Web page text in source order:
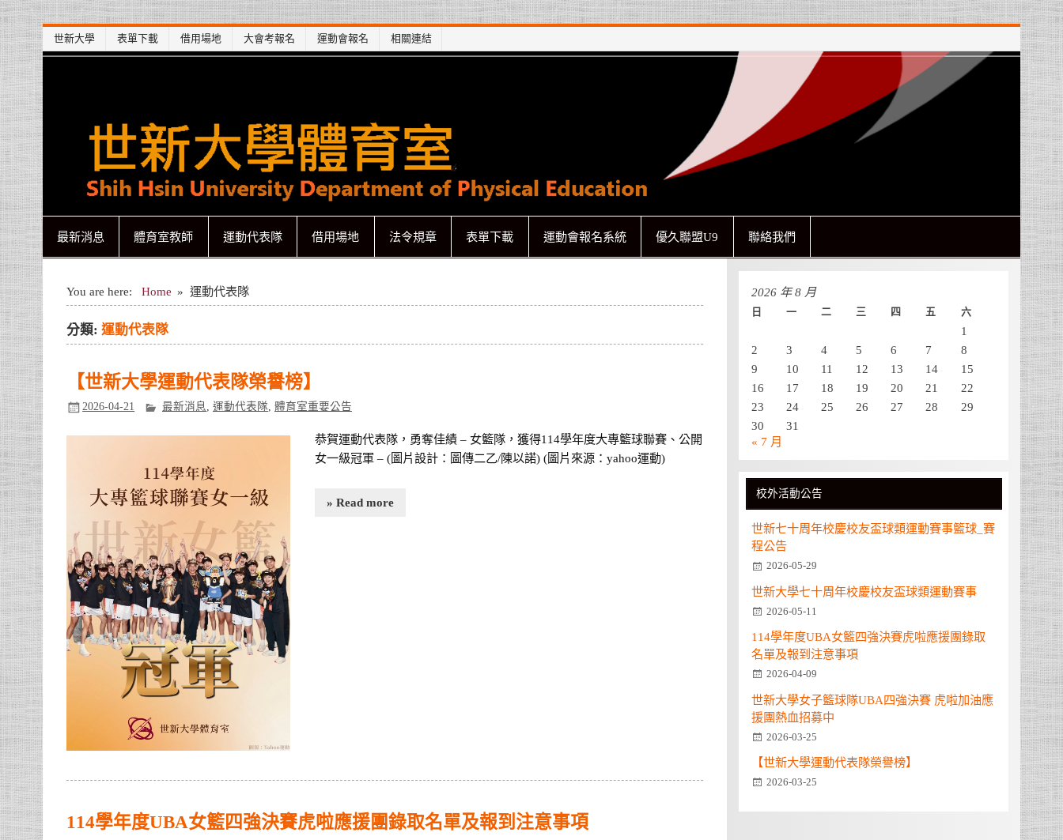
Skip
to
content
世新大學 表單下載 借用場地 大會考報名 運動會報名 相關連結
世新大學體育室
世新大學體育室
最新消息 體育室教師 運動代表隊 借用場地 法令規章 表單下載 運動會報名系統 優久聯盟U9 聯絡我們
You are here: Home 運動代表隊
分類:運動代表隊
【世新大學運動代表隊榮譽榜】
2026-04-21 最新消息, 運動代表隊, 體育室重要公告
恭賀運動代表隊，勇奪佳績 – 女籃隊，獲得114學年度大專籃球聯賽、公開
女一級冠軍 – (圖片設計：圖傳二乙/陳以諾) (圖片來源：yahoo運動)
» Read more
114學年度UBA女籃四強決賽虎啦應援團錄取名單及報到注意事項
2026 年 8 月
日 一 二 三 四 五 六
1
2
3 4 5 6 7
8
9
10 11 12 13 14
15
16
17 18 19 20 21
22
23
24 25 26 27 28
29
30
31
« 7 月
校外活動公告
世新七十周年校慶校友盃球類運動賽事籃球_賽
程公告
2026-05-29
世新大學七十周年校慶校友盃球類運動賽事
2026-05-11
114學年度UBA女籃四強決賽虎啦應援團錄取
名單及報到注意事項
2026-04-09
世新大學女子籃球隊UBA四強決賽 虎啦加油應
援團熱血招募中
2026-03-25
【世新大學運動代表隊榮譽榜】
2026-03-25